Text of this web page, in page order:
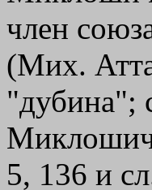
член
(Мих.
"дубина";
5, 136 и